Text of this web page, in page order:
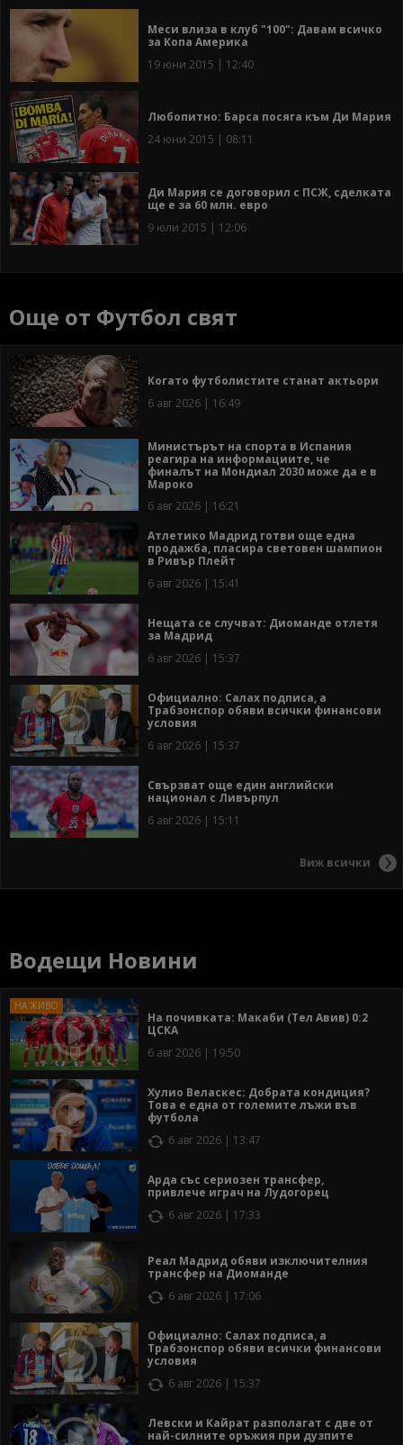
Меси влиза в клуб "100": Давам всичко
за Копа Америка
19 юни 2015 | 12:40
Любопитно: Барса посяга към Ди Мария
24 юни 2015 | 08:11
Ди Мария се договорил с ПСЖ, сделката
ще е за 60 млн. евро
9 юли 2015 | 12:06
Още от Футбол свят
Когато футболистите станат актьори
6 авг 2026 | 16:49
Министърът на спорта в Испания
реагира на информациите, че
финалът на Мондиал 2030 може да е в
Мароко
6 авг 2026 | 16:21
Атлетико Мадрид готви още една
продажба, пласира световен шампион
в Ривър Плейт
6 авг 2026 | 15:41
Нещата се случват: Диоманде отлетя
за Мадрид
6 авг 2026 | 15:37
Официално: Салах подписа, а
Трабзонспор обяви всички финансови
условия
6 авг 2026 | 15:37
Свързват още един английски
национал с Ливърпул
6 авг 2026 | 15:11
Виж всички
Водещи Новини
На почивката: Макаби (Тел Авив) 0:2
ЦСКА
6 авг 2026 | 19:50
Хулио Веласкес: Добрата кондиция?
Това е една от големите лъжи във
футбола
6 авг 2026 | 13:47
Арда със сериозен трансфер,
привлече играч на Лудогорец
6 авг 2026 | 17:33
Реал Мадрид обяви изключителния
трансфер на Диоманде
6 авг 2026 | 17:06
Официално: Салах подписа, а
Трабзонспор обяви всички финансови
условия
6 авг 2026 | 15:37
Левски и Кайрат разполагат с две от
най-силните оръжия при дузпите